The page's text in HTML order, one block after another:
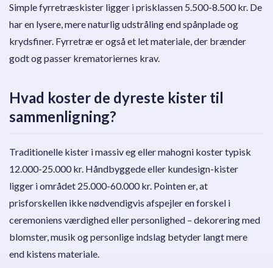
Simple fyrretræskister ligger i prisklassen 5.500-8.500 kr. De
har en lysere, mere naturlig udstråling end spånplade og
krydsfiner. Fyrretræ er også et let materiale, der brænder
godt og passer krematoriernes krav.
Hvad koster de dyreste kister til
sammenligning?
Traditionelle kister i massiv eg eller mahogni koster typisk
12.000-25.000 kr. Håndbyggede eller kundesign-kister
ligger i området 25.000-60.000 kr. Pointen er, at
prisforskellen ikke nødvendigvis afspejler en forskel i
ceremoniens værdighed eller personlighed – dekorering med
blomster, musik og personlige indslag betyder langt mere
end kistens materiale.